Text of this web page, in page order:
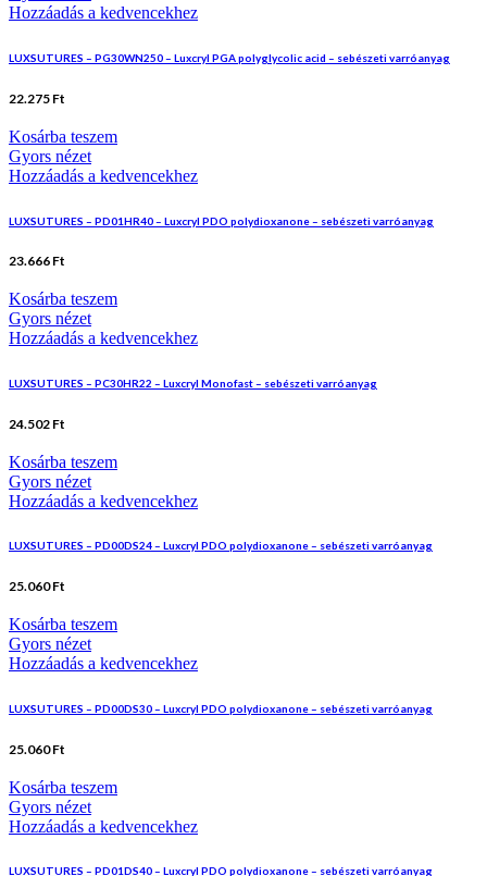
Hozzáadás a kedvencekhez
LUXSUTURES – PG30WN250 – Luxcryl PGA polyglycolic acid – sebészeti varróanyag
22.275 Ft
Kosárba teszem
Gyors nézet
Hozzáadás a kedvencekhez
LUXSUTURES – PD01HR40 – Luxcryl PDO polydioxanone – sebészeti varróanyag
23.666 Ft
Kosárba teszem
Gyors nézet
Hozzáadás a kedvencekhez
LUXSUTURES – PC30HR22 – Luxcryl Monofast – sebészeti varróanyag
24.502 Ft
Kosárba teszem
Gyors nézet
Hozzáadás a kedvencekhez
LUXSUTURES – PD00DS24 – Luxcryl PDO polydioxanone – sebészeti varróanyag
25.060Ft
Kosárba teszem
Gyors nézet
Hozzáadás a kedvencekhez
LUXSUTURES – PD00DS30 – Luxcryl PDO polydioxanone – sebészeti varróanyag
25.060Ft
Kosárba teszem
Gyors nézet
Hozzáadás a kedvencekhez
LUXSUTURES – PD01DS40 – Luxcryl PDO polydioxanone – sebészeti varróanyag